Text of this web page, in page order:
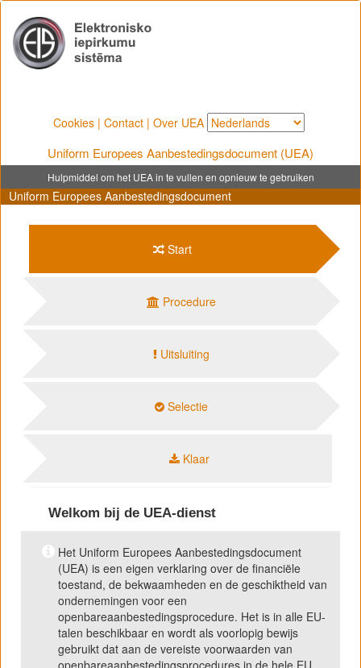
Cookies | Contact | Over UEA
Uniform Europees Aanbestedingsdocument (UEA)
Hulpmiddel om het UEA in te vullen en opnieuw te gebruiken
Uniform Europees Aanbestedingsdocument
Start
Procedure
Uitsluiting
Selectie
Klaar
Welkom bij de UEA-dienst
Het Uniform Europees Aanbestedingsdocument
(UEA) is een eigen verklaring over de financiële
toestand, de bekwaamheden en de geschiktheid van
ondernemingen voor een
openbareaanbestedingsprocedure. Het is in alle EU-
talen beschikbaar en wordt als voorlopig bewijs
gebruikt dat aan de vereiste voorwaarden van
openbareaanbestedingsprocedures in de hele EU